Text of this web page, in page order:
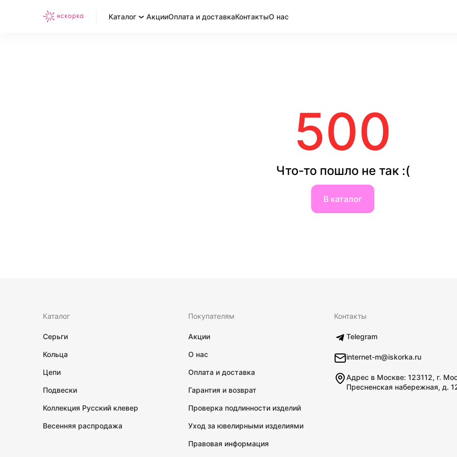
Каталог АкцииОплата и доставкаКонтактыО нас
500
Что-то пошло не так :(
В каталог
Каталог
Серьги
Кольца
Цепи
Подвески
Коллекция Русский клевер
Весенняя распродажа
Покупателям
Акции
О нас
Оплата и доставка
Гарантия и возврат
Проверка подлинности изделий
Уход за ювелирными изделиями
Правовая информация
Контакты
Telegram
internet-m@iskorka.ru
Адрес в Москве: 123112, г.
Пресненская набережная, д.